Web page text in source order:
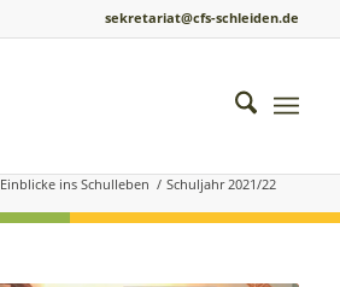
sekretariat@cfs-schleiden.de
Einblicke ins Schulleben / Schuljahr 2021/22